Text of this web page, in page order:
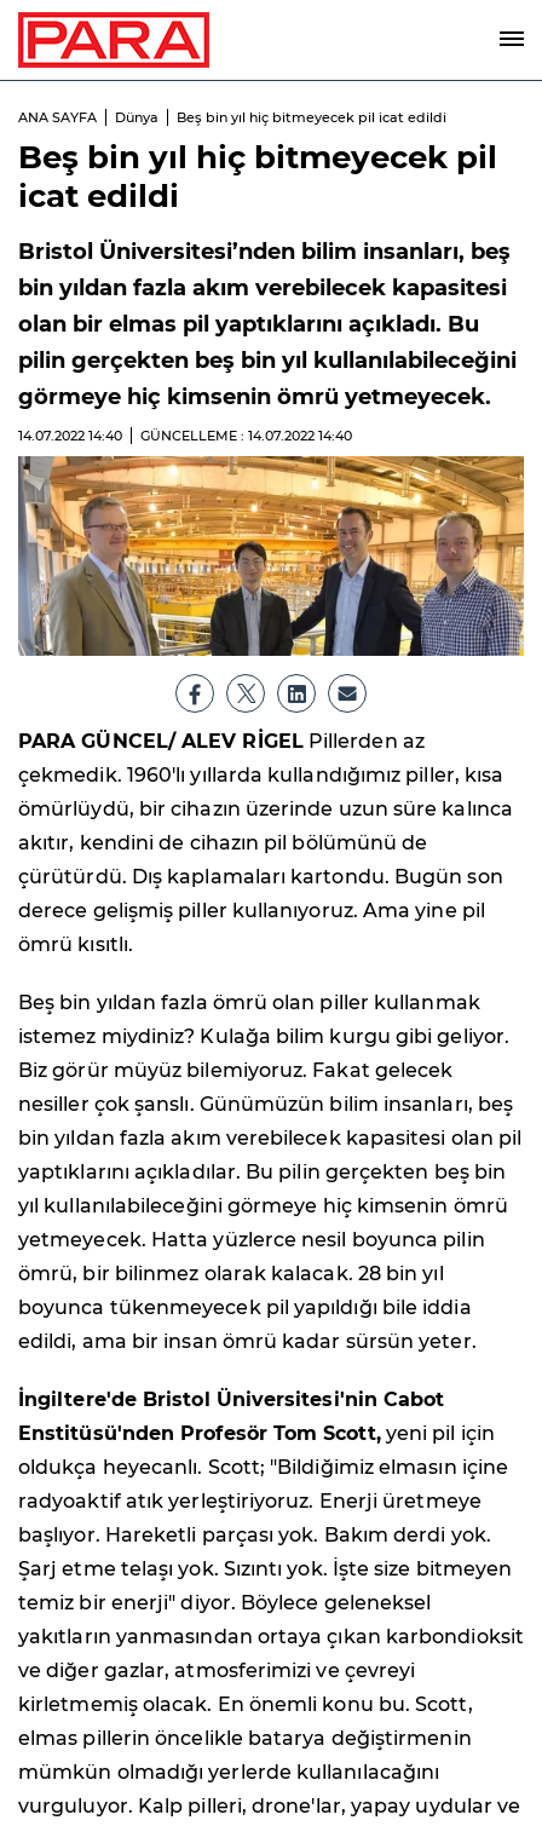
ANA SAYFA Dünya Beş bin yıl hiç bitmeyecek pil icat edildi
Beş bin yıl hiç bitmeyecek pil
icat edildi
Bristol Üniversitesi’nden bilim insanları, beş
bin yıldan fazla akım verebilecek kapasitesi
olan bir elmas pil yaptıklarını açıkladı. Bu
pilin gerçekten beş bin yıl kullanılabileceğini
görmeye hiç kimsenin ömrü yetmeyecek.
14.07.2022 14:40 GÜNCELLEME : 14.07.2022 14:40
PARA GÜNCEL/ ALEV RİGELPillerden az
çekmedik. 1960'lı yıllarda kullandığımız piller, kısa
ömürlüydü, bir cihazın üzerinde uzun süre kalınca
akıtır, kendini de cihazın pil bölümünü de
çürütürdü. Dış kaplamaları kartondu. Bugün son
derece gelişmiş piller kullanıyoruz. Ama yine pil
ömrü kısıtlı.
Beş bin yıldan fazla ömrü olan piller kullanmak
istemez miydiniz? Kulağa bilim kurgu gibi geliyor.
Biz görür müyüz bilemiyoruz. Fakat gelecek
nesiller çok şanslı. Günümüzün bilim insanları, beş
bin yıldan fazla akım verebilecek kapasitesi olan pil
yaptıklarını açıkladılar. Bu pilin gerçekten beş bin
yıl kullanılabileceğini görmeye hiç kimsenin ömrü
yetmeyecek. Hatta yüzlerce nesil boyunca pilin
ömrü, bir bilinmez olarak kalacak. 28 bin yıl
boyunca tükenmeyecek pil yapıldığı bile iddia
edildi, ama bir insan ömrü kadar sürsün yeter.
İngiltere'de Bristol Üniversitesi'nin Cabot
Enstitüsü'nden Profesör Tom Scott,yeni pil için
oldukça heyecanlı. Scott; "Bildiğimiz elmasın içine
radyoaktif atık yerleştiriyoruz. Enerji üretmeye
başlıyor. Hareketli parçası yok. Bakım derdi yok.
Şarj etme telaşı yok. Sızıntı yok. İşte size bitmeyen
temiz bir enerji" diyor. Böylece geleneksel
yakıtların yanmasından ortaya çıkan karbondioksit
ve diğer gazlar, atmosferimizi ve çevreyi
kirletmemiş olacak. En önemli konu bu. Scott,
elmas pillerin öncelikle batarya değiştirmenin
mümkün olmadığı yerlerde kullanılacağını
vurguluyor. Kalp pilleri, drone'lar, yapay uydular ve